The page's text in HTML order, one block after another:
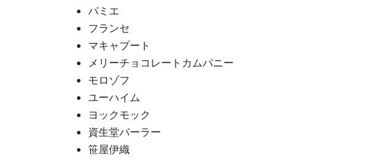
パミエ
フランセ
マキャプート
メリーチョコレートカムパニー
モロゾフ
ユーハイム
ヨックモック
資生堂パーラー
笹屋伊織